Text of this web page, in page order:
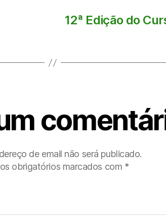
12ª Edição do
de email não será publicado.
obrigatórios marcados com *